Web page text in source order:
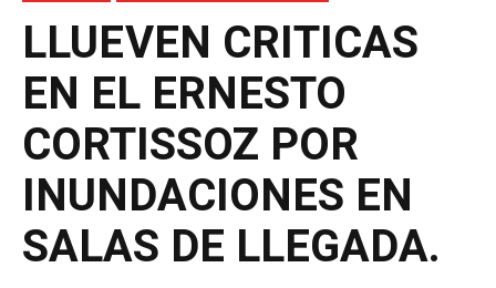
LLUEVEN CRITICAS
EN EL ERNESTO
CORTISSOZ POR
INUNDACIONES EN
SALAS DE LLEGADA.